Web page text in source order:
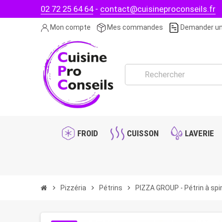
02 72 25 64 64- contact@cuisineproconseils.fr
Mon compte Mes commandes Demander
FROID CUISSON LAVERIE
chevron_right Pizzéria chevron_right Pétrins chevron_right PIZZA GROUP - Pétrin à